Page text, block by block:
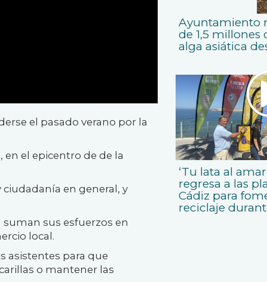
el pasado verano por la
en el epicentro de de la
en general, y
sus esfuerzos en
local.
asistentes para que
o mantener las
Ayuntamiento
de 1,5 millones
alga asiática
‘Tu lata al
regresa a las
Cádiz para
reciclaje